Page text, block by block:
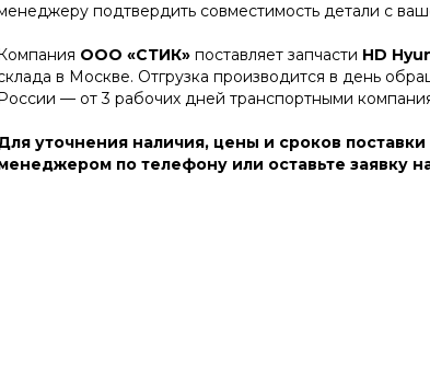
подтвердить совместимость детали с
ООО «СТИК»поставляет запчасти HD
в Москве. Отгрузка производится в день
— от 3 рабочих дней транспортными
уточнения наличия, цены и сроков поставки
по телефону или оставьте заявку